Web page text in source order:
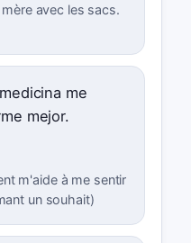
avec les sacs.
me
mejor.
m'aide à me sentir
un souhait)